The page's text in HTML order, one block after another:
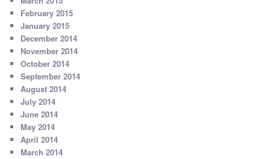
February 2015
January 2015
December 2014
November 2014
October 2014
September 2014
August 2014
July 2014
June 2014
May 2014
April 2014
March 2014